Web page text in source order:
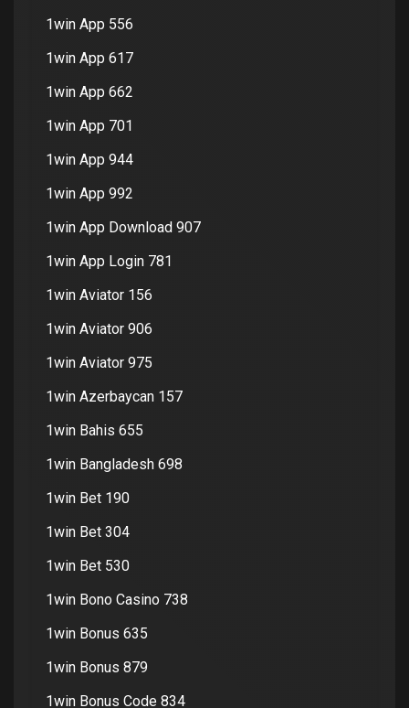
1win App 556
1win App 617
1win App 662
1win App 701
1win App 944
1win App 992
1win App Download 907
1win App Login 781
1win Aviator 156
1win Aviator 906
1win Aviator 975
1win Azerbaycan 157
1win Bahis 655
1win Bangladesh 698
1win Bet 190
1win Bet 304
1win Bet 530
1win Bono Casino 738
1win Bonus 635
1win Bonus 879
1win Bonus Code 834